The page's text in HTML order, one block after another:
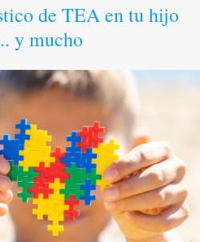
de TEA en tu hijo
y mucho